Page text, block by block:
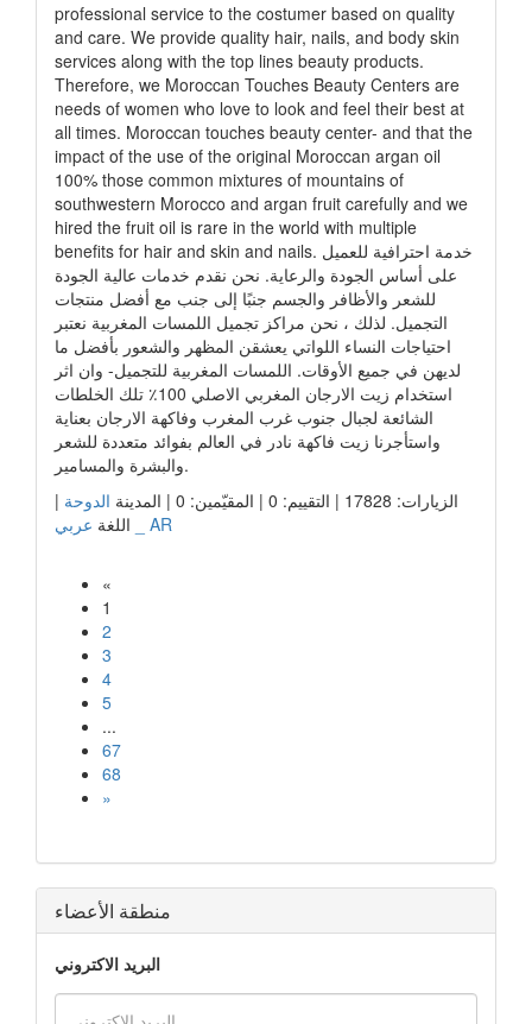
professional service to the costumer based on quality
and care. We provide quality hair, nails, and body skin
services along with the top lines beauty products.
Therefore, we Moroccan Touches Beauty Centers are
needs of women who love to look and feel their best at
all times. Moroccan touches beauty center- and that the
impact of the use of the original Moroccan argan oil
100% those common mixtures of mountains of
southwestern Morocco and argan fruit carefully and we
hired the fruit oil is rare in the world with multiple
benefits for hair and skin and nails. خدمة احترافية للعميل
على أساس الجودة والرعاية. نحن نقدم خدمات عالية الجودة
للشعر والأظافر والجسم جنبًا إلى جنب مع أفضل منتجات
التجميل. لذلك ، نحن مراكز تجميل اللمسات المغربية نعتبر
احتياجات النساء اللواتي يعشقن المظهر والشعور بأفضل ما
لديهن في جميع الأوقات. اللمسات المغربية للتجميل- وان اثر
استخدام زيت الارجان المغربي الاصلي 100٪ تلك الخلطات
الشائعة لجبال جنوب غرب المغرب وفاكهة الارجان بعناية
واستأجرنا زيت فاكهة نادر في العالم بفوائد متعددة للشعر
والبشرة والمسامير.
الزيارات: 17828 | التقييم: 0 | المقيّمين: 0 | المدينة
الدوحة |
اللغة عربي _ AR
«
1
2
3
4
5
...
67
68
»
منطقة الأعضاء
البريد الاكتروني